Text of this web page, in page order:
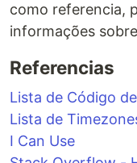
como referencia,
informações
Referencias
Lista de Código
Lista de
I Can Use